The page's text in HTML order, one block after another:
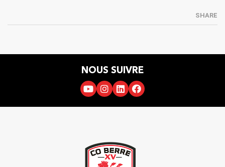
SHARE
NOUS SUIVRE